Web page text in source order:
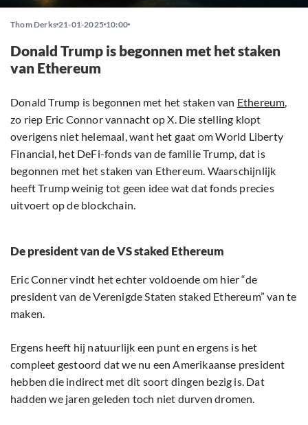
Thom Derks 21-01-2025 10:00
Donald Trump is begonnen met het staken
van Ethereum
Donald Trump is begonnen met het staken van Ethereum,
zo riep Eric Connor vannacht op X. Die stelling klopt
overigens niet helemaal, want het gaat om World Liberty
Financial, het DeFi-fonds van de familie Trump, dat is
begonnen met het staken van Ethereum. Waarschijnlijk
heeft Trump weinig tot geen idee wat dat fonds precies
uitvoert op de blockchain.
De president van de VS staked Ethereum
Eric Conner vindt het echter voldoende om hier “de
president van de Verenigde Staten staked Ethereum” van te
maken.
Ergens heeft hij natuurlijk een punt en ergens is het
compleet gestoord dat we nu een Amerikaanse president
hebben die indirect met dit soort dingen bezig is. Dat
hadden we jaren geleden toch niet durven dromen.